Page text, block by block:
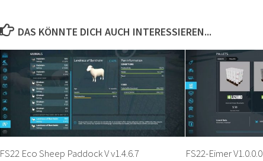
DAS KÖNNTE DICH AUCH INTERESSIEREN...
FS22 Eco Sheep Paddock V v1.4.6.7 FS22-Eimer V1.0.0.0